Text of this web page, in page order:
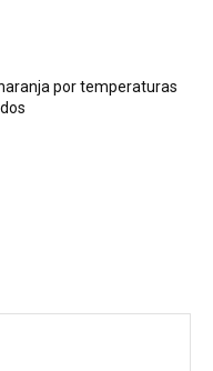
por temperaturas